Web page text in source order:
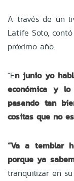
A través de un
Latife Soto,
próximo año.
"En junio yo
económica y
pasando tan
cositas que no
“Va a temblar
porque ya
tranquilizar en